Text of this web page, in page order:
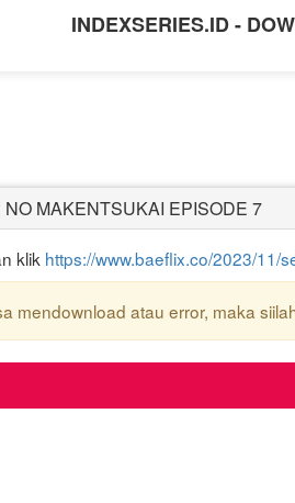
INDEXSERIES.ID -
MAKENTSUKAI EPISODE 7
klik https://www.baeflix.co/2023/11/
mendownload atau error, maka